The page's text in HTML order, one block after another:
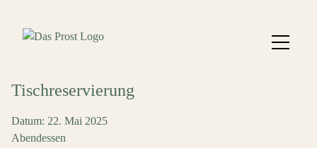
Tischreservierung
Datum: 22. Mai 2025
Abendessen